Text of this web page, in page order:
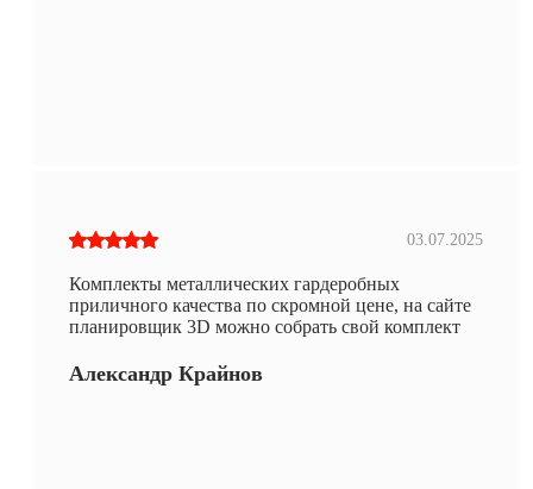
03.07.2025
Комплекты металлических гардеробных
приличного качества по скромной цене, на сайте
планировщик 3D можно собрать свой комплект
Александр Крайнов